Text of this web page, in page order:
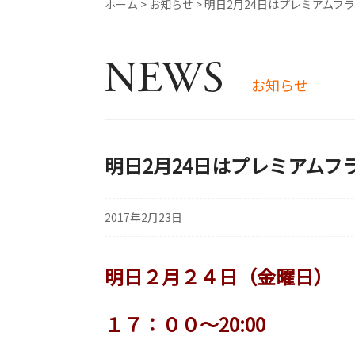
ホーム > お知らせ >明日2月24日はプレミアムフ
NEWS お知らせ
明日2月24日はプレミアムフ
2017年2月23日
明日２月２４日（金曜日）
１７：００～20:00